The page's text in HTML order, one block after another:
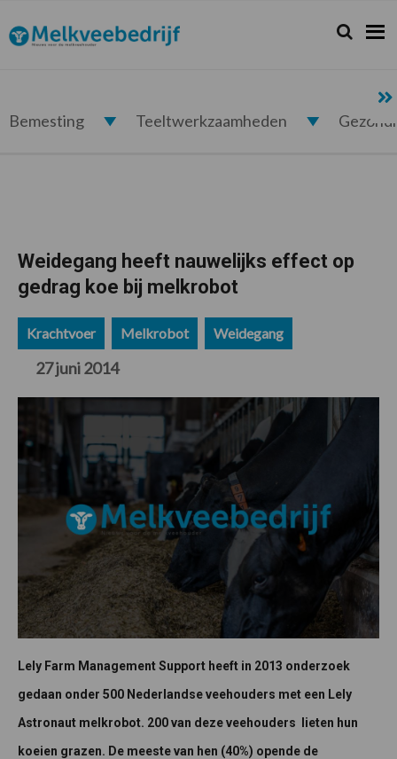
de
hoofdnavigatie
de
hoofd
de
eerste
de
voettekst
Melkveebedrijf.nl Zoeken...
Zoek
Bemesting Teeltwerkzaamheden
Weidegang heeft nauwelijks effect op
gedrag koe bij melkrobot
Krachtvoer Melkrobot Weidegang
27 juni 2014
Lely Farm Management Support heeft in 2013 onderzoek
gedaan onder 500 Nederlandse veehouders met een Lely
Astronaut melkrobot. 200 van deze veehouders lieten hun
koeien grazen. De meeste van hen (40%) opende de